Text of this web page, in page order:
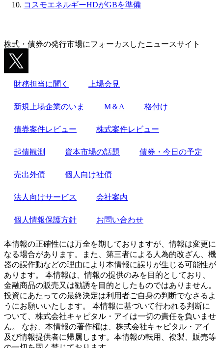
コスモエネルギーHDがGBを準備
株式・債券の発行市場にフォーカスしたニュースサイト
財務担当に聞く 上場会見
新規上場企業のいま M＆A 格付け
債券案件レビュー 株式案件レビュー
起債観測 資本市場の話題 債券・今日の予定
売出外債 個人向け社債
法人向けサービス 会社案内
個人情報保護方針 お問い合わせ
本情報の正確性には万全を期しておりますが、情報は変更に
なる場合があります。また、第三者による人為的改ざん、機
器の誤作動などの理由により本情報に誤りが生じる可能性が
あります。 本情報は、情報の提供のみを目的としており、
金融商品の販売又は勧誘を目的としたものではありません。
投資にあたっての最終決定は利用者ご自身の判断でなさるよ
うにお願いいたします。 本情報に基づいて行われる判断に
ついて、株式会社キャピタル・アイは一切の責任を負いませ
ん。 なお、本情報の著作権は、株式会社キャピタル・アイ
及び情報提供者に帰属します。本情報の転用、複製、販売等